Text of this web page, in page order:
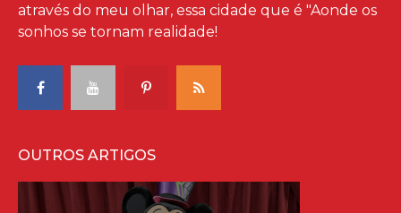
através do meu olhar, essa cidade que é "Aonde os
sonhos se tornam realidade!
OUTROS ARTIGOS